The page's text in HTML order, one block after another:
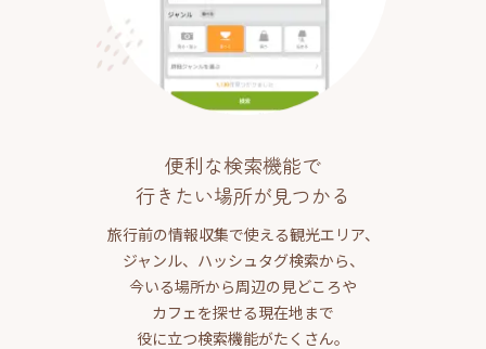
便利な検索機能で
行きたい場所が見つかる
旅行前の情報収集で使える観光エリア、
ジャンル、ハッシュタグ検索から、
今いる場所から周辺の見どころや
カフェを探せる現在地まで
役に立つ検索機能がたくさん。